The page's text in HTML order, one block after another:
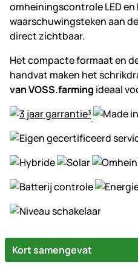
omheiningscontrole LED en
waarschuwingsteken aan
direct zichtbaar.
Het compacte formaat en
handvat maken het
van VOSS.farming ideaal
Kort samengevat